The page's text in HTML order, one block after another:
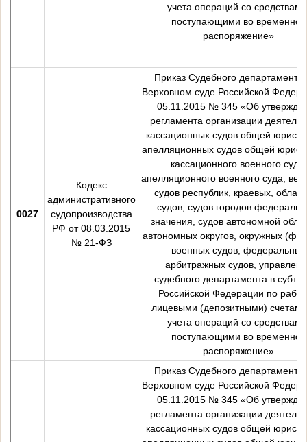
учета операций со
поступающими во временное
распоряжение»
0027
Кодекс
административного
судопроизводства
РФ от 08.03.2015
№ 21-ФЗ
Приказ Судебного департамента
Верховном суде Российской
05.11.2015 № 345 «Об
регламента организации
кассационных судов общей
апелляционных судов общей
кассационного военного суда,
апелляционного военного суда,
судов республик, краевых,
судов, судов городов
значения, судов автономной
автономных округов, окружных
военных судов, федеральных
арбитражных судов,
судебного департамента в
Российской Федерации по
лицевыми (депозитными)
учета операций со
поступающими во временное
распоряжение»
Приказ Судебного департамента
Верховном суде Российской
05.11.2015 № 345 «Об
регламента организации
кассационных судов общей